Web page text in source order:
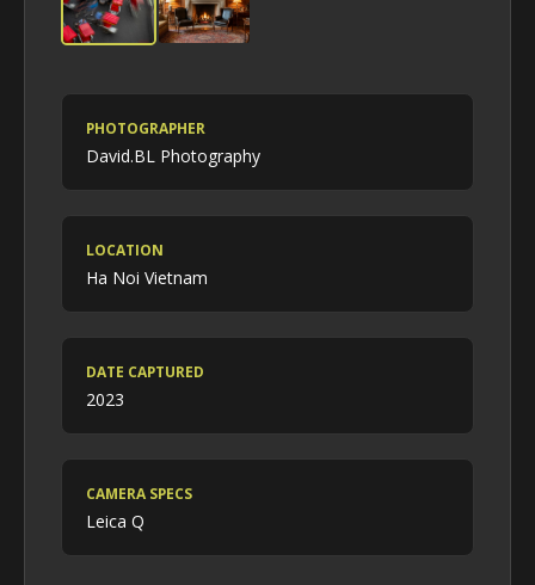
PHOTOGRAPHER
David.BL Photography
LOCATION
Ha Noi Vietnam
DATE CAPTURED
2023
CAMERA SPECS
Leica Q